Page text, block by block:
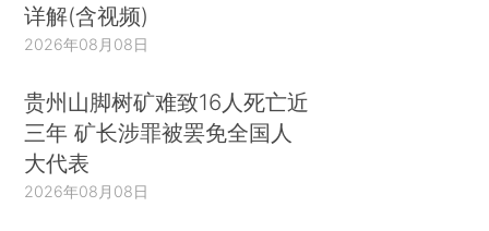
详解(含视频)
2026年08月08日
贵州山脚树矿难致16人死亡近
三年 矿长涉罪被罢免全国人
大代表
2026年08月08日